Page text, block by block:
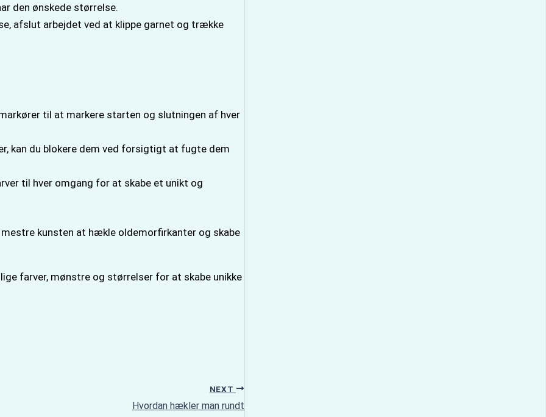
den ønskede størrelse.
afslut arbejdet ved at klippe garnet og trække
til at markere starten og slutningen af hver
kan du blokere dem ved forsigtigt at fugte dem
til hver omgang for at skabe et unikt og
kunsten at hækle oldemorfirkanter og skabe
farver, mønstre og størrelser for at skabe unikke
NEXT
Hvordan hækler man rundt